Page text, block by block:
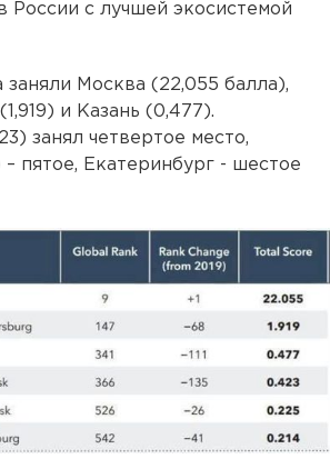
России с лучшей экосистемой
заняли Москва (22,055 балла),
и Казань (0,477).
занял четвертое место,
пятое, Екатеринбург - шестое